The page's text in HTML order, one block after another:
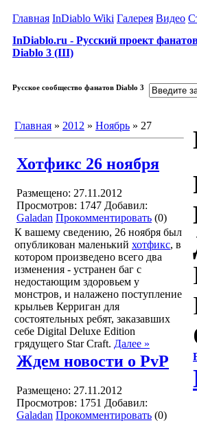
Главная InDiablo Wiki Галерея Видео
InDiablo.ru - Русский проект
Diablo 3 (III)
Русское сообщество фанатов Diablo 3
Главная » 2012 » Ноябрь » 27
Хотфикс 26 ноября
Размещено: 27.11.2012
Просмотров: 1747 Добавил:
Galadan Прокомментировать (0)
К вашему сведению, 26 ноября был
опубликован маленький хотфикс, в
котором произведено всего два
изменения - устранен баг с
недостающим здоровьем у
монстров, и налажено поступление
крыльев Керриган для
состоятельных ребят, заказавших
себе Digital Deluxe Edition
грядущего Star Craft. Далее »
Ждем новости о PvP
Размещено: 27.11.2012
Просмотров: 1751 Добавил:
Galadan Прокомментировать (0)